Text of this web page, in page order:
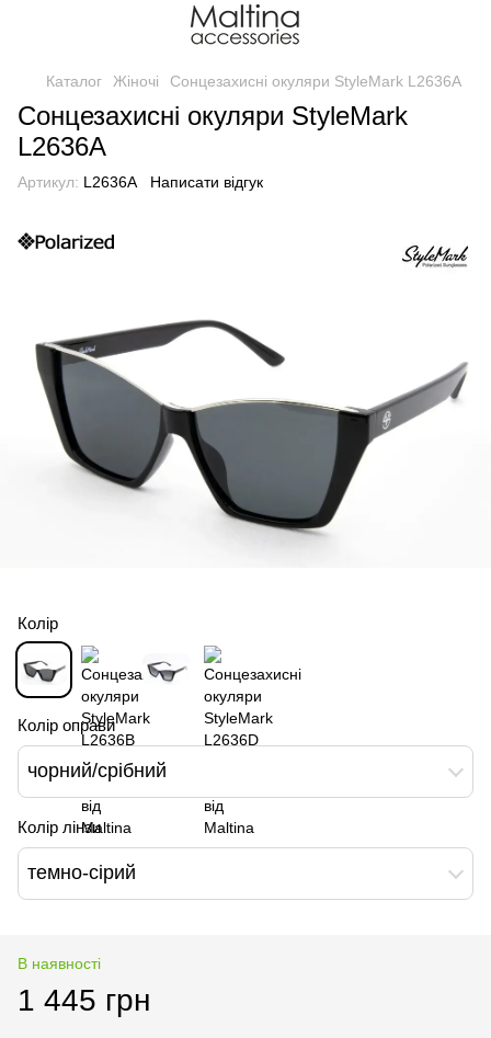
Каталог Жіночі Сонцезахисні окуляри StyleMark L2636A
Сонцезахисні окуляри StyleMark
L2636A
Артикул: L2636A Написати відгук
Колір
Колір оправи
чорний/срібний
Колір лінзи
темно-сірий
В наявності
1 445 грн